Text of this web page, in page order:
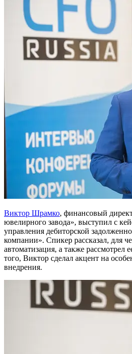
Виктор Шрамко, финансовый
ювелирного завода», выступил с
управления дебиторской
компании». Спикер рассказал, для
автоматизация, а также рассмотрел
того, Виктор сделал акцент на
внедрения.